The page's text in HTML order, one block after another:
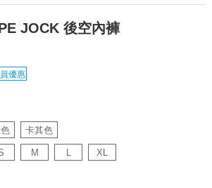
JOCK 後空內褲
優惠
卡其色
M L XL